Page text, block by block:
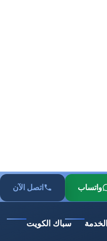
واتساب اتصل الآن
سباك الكويت